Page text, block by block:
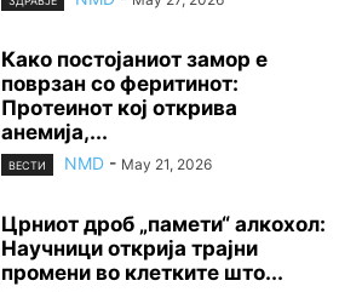
Како постојаниот замор е
поврзан со феритинот:
Протеинот кој открива
анемија,...
ВЕСТИ NMD - May 21, 2026
Црниот дроб „памети“ алкохол:
Научници открија трајни
промени во клетките што...